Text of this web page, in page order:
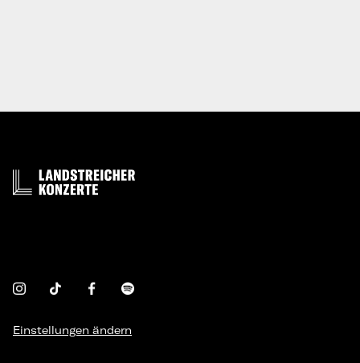
Einstellungen ändern